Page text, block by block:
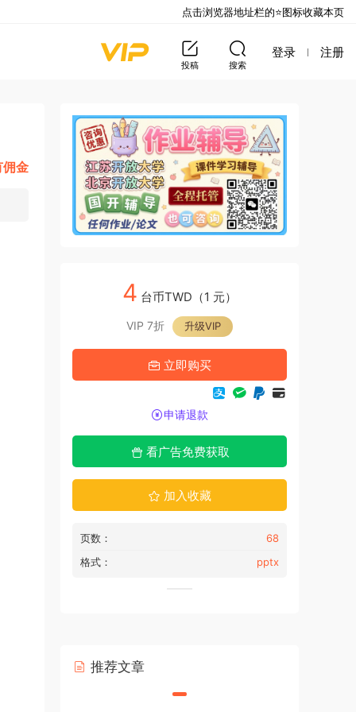
投稿 搜索
登录 注册
佣金
4 台币TWD（1 元）
VIP 7折 升级VIP
立即购买
申请退款
看广告免费获取
加入收藏
页数：
68
格式：
pptx
推荐文章
点击浏览器地址栏的⭐图标收藏本页